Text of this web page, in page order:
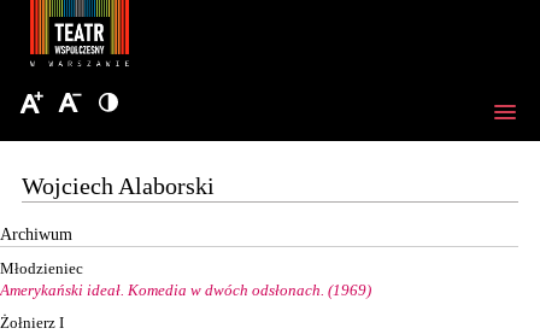
Wojciech Alaborski
Archiwum
Młodzieniec
Amerykański ideał. Komedia w dwóch odsłonach. (1969)
Żołnierz I